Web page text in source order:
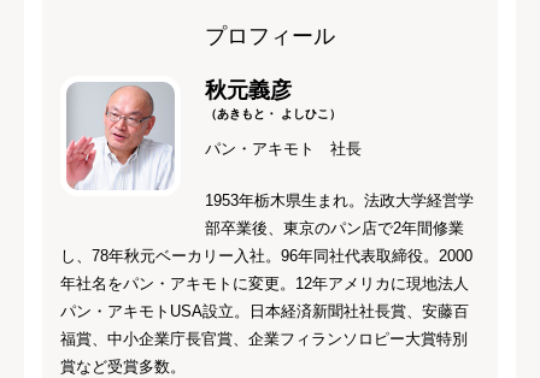
プロフィール
秋元義彦
（あきもと・ よしひこ）
パン・アキモト 社長
1953年栃木県生まれ。法政大学経営学
部卒業後、東京のパン店で2年間修業
し、78年秋元ベーカリー入社。96年同社代表取締役。2000
年社名をパン・アキモトに変更。12年アメリカに現地法人
パン・アキモトUSA設立。日本経済新聞社社長賞、安藤百
福賞、中小企業庁長官賞、企業フィランソロピー大賞特別
賞など受賞多数。